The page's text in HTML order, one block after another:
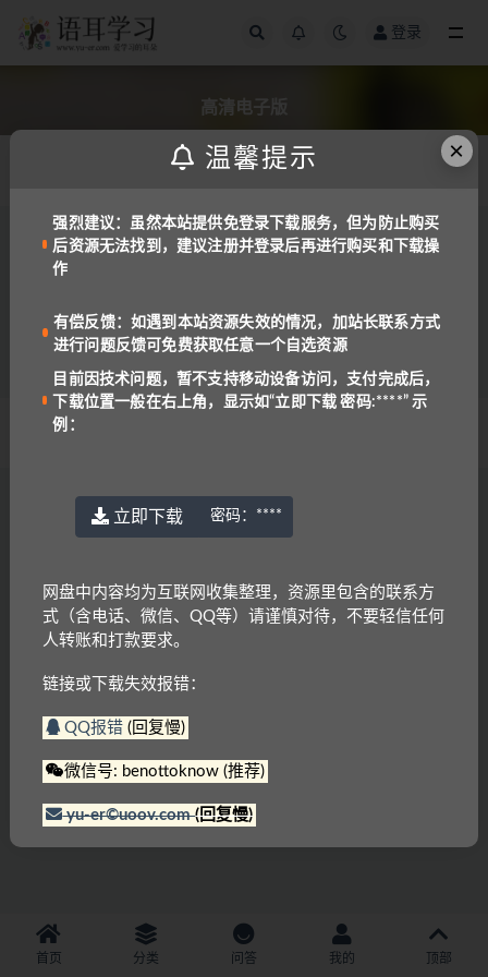
登录
高清电子版
备考工具 备课资料
6.0K
首页 分类 问答 我的 顶部
×
温馨提示
强烈建议：虽然本站提供免登录下载服务，但为防止购买
后资源无法找到，建议注册并登录后再进行购买和下载操
作
有偿反馈：如遇到本站资源失效的情况，加站长联系方式
进行问题反馈可免费获取任意一个自选资源
目前因技术问题，暂不支持移动设备访问，支付完成后，
下载位置一般在右上角，显示如“立即下载 密码:****” 示
例：
立即下载 密码： ****
网盘中内容均为互联网收集整理，资源里包含的联系方
式（含电话、微信、QQ等）请谨慎对待，不要轻信任何
人转账和打款要求。
链接或下载失效报错：
QQ报错(回复慢)
微信号: benottoknow (推荐)
yu-er©uoov.com(回复慢)